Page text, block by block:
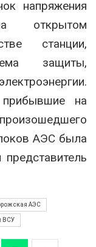
напряжения
открытом
станции,
защиты,
прибывшие на
АЭС была
АЭС
ВСУ